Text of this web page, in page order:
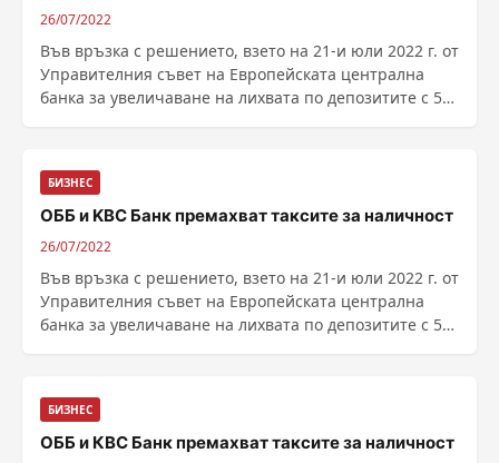
26/07/2022
Във връзка с решението, взето на 21-и юли 2022 г. от
Управителния съвет на Европейската централна
банка за увеличаване на лихвата по депозитите с 50
БИЗНЕС
ОББ и KBC Банк премахват таксите за наличност
26/07/2022
Във връзка с решението, взето на 21-и юли 2022 г. от
Управителния съвет на Европейската централна
банка за увеличаване на лихвата по депозитите с 50
БИЗНЕС
ОББ и КВС Банк премахват таксите за наличност